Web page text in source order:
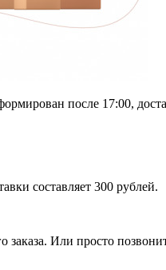
после 17:00,
составляет 300 рублей.
заказа. Или просто